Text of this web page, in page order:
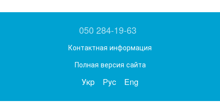
050 284-19-63
Контактная информация
Полная версия сайта
Укр Рус Eng